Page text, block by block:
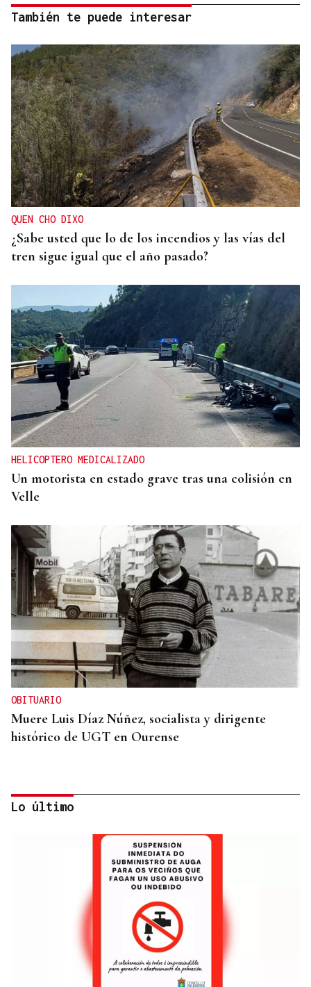
También te puede interesar
QUEN CHO DIXO
¿Sabe usted que lo de los incendios y las vías del
tren sigue igual que el año pasado?
HELICOPTERO MEDICALIZADO
Un motorista en estado grave tras una colisión en
Velle
OBITUARIO
Muere Luis Díaz Núñez, socialista y dirigente
histórico de UGT en Ourense
Un herido en la colisión entre dos coches en la
entrada a las termas de Outariz
Lo último